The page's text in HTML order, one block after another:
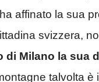
affinato la sua
svizzera,
di Milano la sua
talvolta è